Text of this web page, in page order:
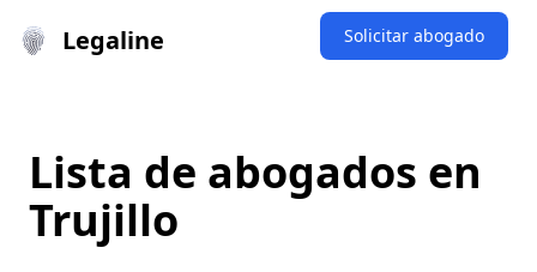
Legaline Solicitar abogado
Lista de abogados en
Trujillo